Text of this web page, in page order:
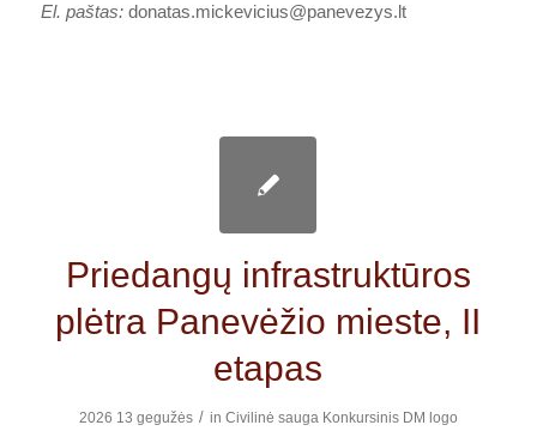
El. paštas: donatas.mickevicius@panevezys.lt
Priedangų infrastruktūros
plėtra Panevėžio mieste, II
etapas
2026 13 gegužės / in Civilinė sauga Konkursinis DM logo